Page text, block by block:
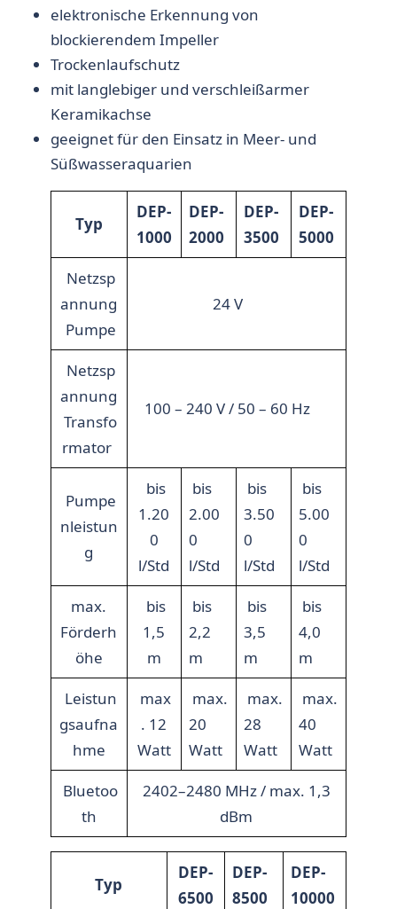
elektronische Erkennung von
blockierendem Impeller
Trockenlaufschutz
mit langlebiger und verschleißarmer
Keramikachse
geeignet für den Einsatz in Meer- und
Süßwasseraquarien
Typ
DEP-
1000
DEP-
2000
DEP-
3500
DEP-
5000
Netzsp
annung
Pumpe
24 V
Netzsp
annung
Transfo
rmator
100 – 240 V / 50 – 60 Hz
Pumpe
nleistun
g
bis
1.20
0
l/Std
bis
2.00
0
l/Std
bis
3.50
0
l/Std
bis
5.00
0
l/Std
max.
Förderh
öhe
bis
1,5
m
bis
2,2
m
bis
3,5
m
bis
4,0
m
Leistun
gsaufna
hme
max
. 12
Watt
max.
20
Watt
max.
28
Watt
max.
40
Watt
Bluetoo
th
2402–2480 MHz / max. 1,3
dBm
Typ
DEP-
6500
DEP-
8500
DEP-
10000